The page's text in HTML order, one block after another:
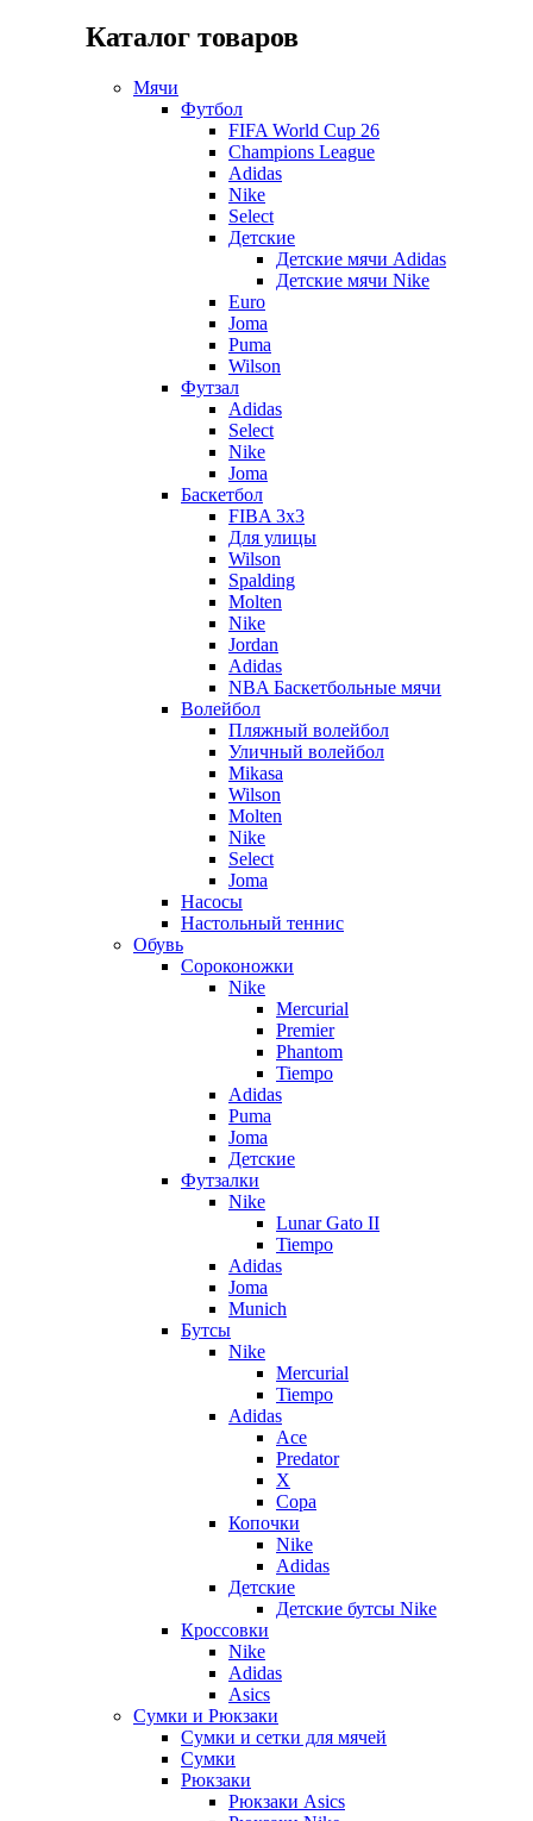
Каталог товаров
Мячи
Футбол
FIFA World Cup 26
Champions League
Adidas
Nike
Select
Детские
Детские мячи Adidas
Детские мячи Nike
Euro
Joma
Puma
Wilson
Футзал
Adidas
Select
Nike
Joma
Баскетбол
FIBA 3x3
Для улицы
Wilson
Spalding
Molten
Nike
Jordan
Adidas
NBA Баскетбольные мячи
Волейбол
Пляжный волейбол
Уличный волейбол
Mikasa
Wilson
Molten
Nike
Select
Joma
Насосы
Настольный теннис
Обувь
Сороконожки
Nike
Mercurial
Premier
Phantom
Tiempo
Adidas
Puma
Joma
Детские
Футзалки
Nike
Lunar Gato II
Tiempo
Adidas
Joma
Munich
Бутсы
Nike
Mercurial
Tiempo
Adidas
Ace
Predator
X
Copa
Копочки
Nike
Adidas
Детские
Детские бутсы Nike
Кроссовки
Nike
Adidas
Asics
Сумки и Рюкзаки
Сумки и сетки для мячей
Сумки
Рюкзаки
Рюкзаки Asics